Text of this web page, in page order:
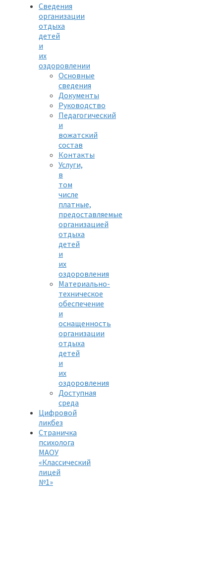
Сведения
организации
отдыха
детей
и
их
оздоровлении
Основные
сведения
Документы
Руководство
Педагогический
и
вожатский
состав
Контакты
Услуги,
в
том
числе
платные,
предоставляемые
организацией
отдыха
детей
и
их
оздоровления
Материально-
техническое
обеспечение
и
оснащенность
организации
отдыха
детей
и
их
оздоровления
Доступная
среда
Цифровой
ликбез
Страничка
психолога
МАОУ
«Классический
лицей
№1»